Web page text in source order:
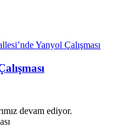
Yanyol Çalışması
devam ediyor.